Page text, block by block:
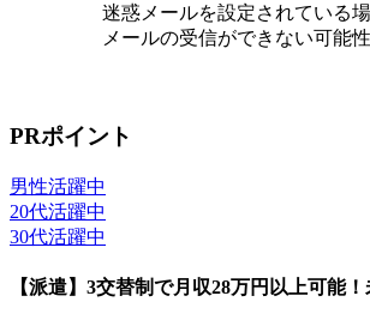
迷惑メールを設定されている場
メールの受信ができない可能
PRポイント
男性活躍中
20代活躍中
30代活躍中
【派遣】3交替制で月収28万円以上可能